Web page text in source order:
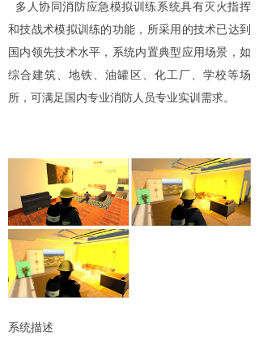
多人协同消防应急模拟训练系统具有灭火指挥
和技战术模拟训练的功能，所采用的技术已达到
国内领先技术水平，系统内置典型应用场景，如
综合建筑、地铁、油罐区、化工厂、学校等场
所，可满足国内专业消防人员专业实训需求。
系统描述